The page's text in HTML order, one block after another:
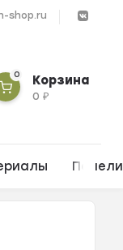
shop.ru
0 Корзина
0₽